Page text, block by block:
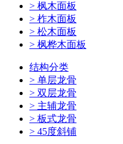
> 枫木面板
> 柞木面板
> 松木面板
> 枫桦木面板
结构分类
> 单层龙骨
> 双层龙骨
> 主辅龙骨
> 板式龙骨
> 45度斜铺